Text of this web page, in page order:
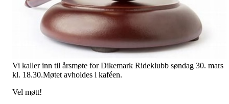
Vi kaller inn til årsmøte for Dikemark Rideklubb søndag 30. mars
kl. 18.30.Møtet avholdes i kaféen.
Vel møtt!